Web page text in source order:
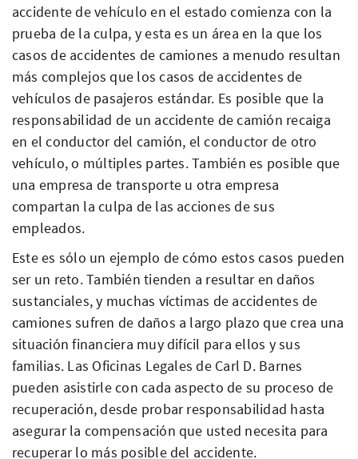
accidente de vehículo en el estado comienza con la
prueba de la culpa, y esta es un área en la que los
casos de accidentes de camiones a menudo resultan
más complejos que los casos de accidentes de
vehículos de pasajeros estándar. Es posible que la
responsabilidad de un accidente de camión recaiga
en el conductor del camión, el conductor de otro
vehículo, o múltiples partes. También es posible que
una empresa de transporte u otra empresa
compartan la culpa de las acciones de sus
empleados.
Este es sólo un ejemplo de cómo estos casos pueden
ser un reto. También tienden a resultar en daños
sustanciales, y muchas víctimas de accidentes de
camiones sufren de daños a largo plazo que crea una
situación financiera muy difícil para ellos y sus
familias. Las Oficinas Legales de Carl D. Barnes
pueden asistirle con cada aspecto de su proceso de
recuperación, desde probar responsabilidad hasta
asegurar la compensación que usted necesita para
recuperar lo más posible del accidente.